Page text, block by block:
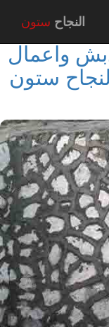
النجاح ستون
واعمال
ستون